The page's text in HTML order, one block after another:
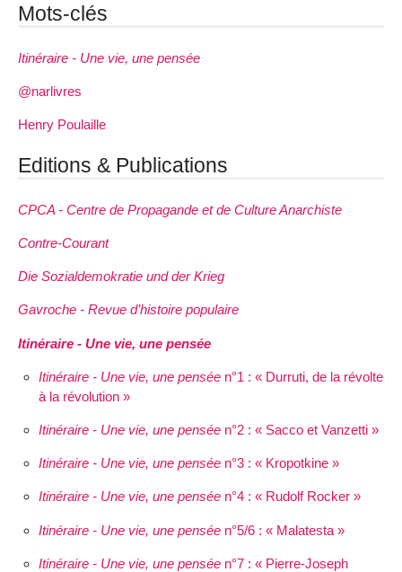
Mots-clés
Itinéraire - Une vie, une pensée
@narlivres
Henry Poulaille
Editions & Publications
CPCA - Centre de Propagande et de Culture Anarchiste
Contre-Courant
Die Sozialdemokratie und der Krieg
Gavroche - Revue d’histoire populaire
Itinéraire - Une vie, une pensée
Itinéraire - Une vie, une penséen°1 : « Durruti, de la révolte
à la révolution »
Itinéraire - Une vie, une penséen°2 : « Sacco et Vanzetti »
Itinéraire - Une vie, une penséen°3 : « Kropotkine »
Itinéraire - Une vie, une penséen°4 : « Rudolf Rocker »
Itinéraire - Une vie, une penséen°5/6 : « Malatesta »
Itinéraire - Une vie, une penséen°7 : « Pierre-Joseph